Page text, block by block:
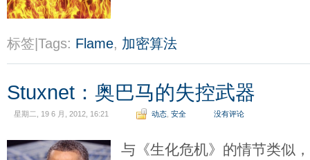
标签|Tags: Flame, 加密算法
Stuxnet：奥巴马的失控武器
星期二, 19 6 月, 2012, 16:21 动态 安全 没有评论
与《生化危机》的情节类似